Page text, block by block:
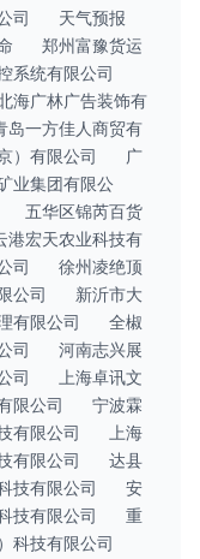
司
天气预报
郑州富豫货运
系统有限公司
海广林广告装饰有
岛一方佳人商贸有
）有限公司
广
业集团有限公
五华区锦芮百货
港宏天农业科技有
司
徐州凌绝顶
公司
新沂市大
有限公司
全椒
司
河南志兴展
司
上海卓讯文
限公司
宁波霖
有限公司
上海
有限公司
达县
技有限公司
安
技有限公司
重
科技有限公司